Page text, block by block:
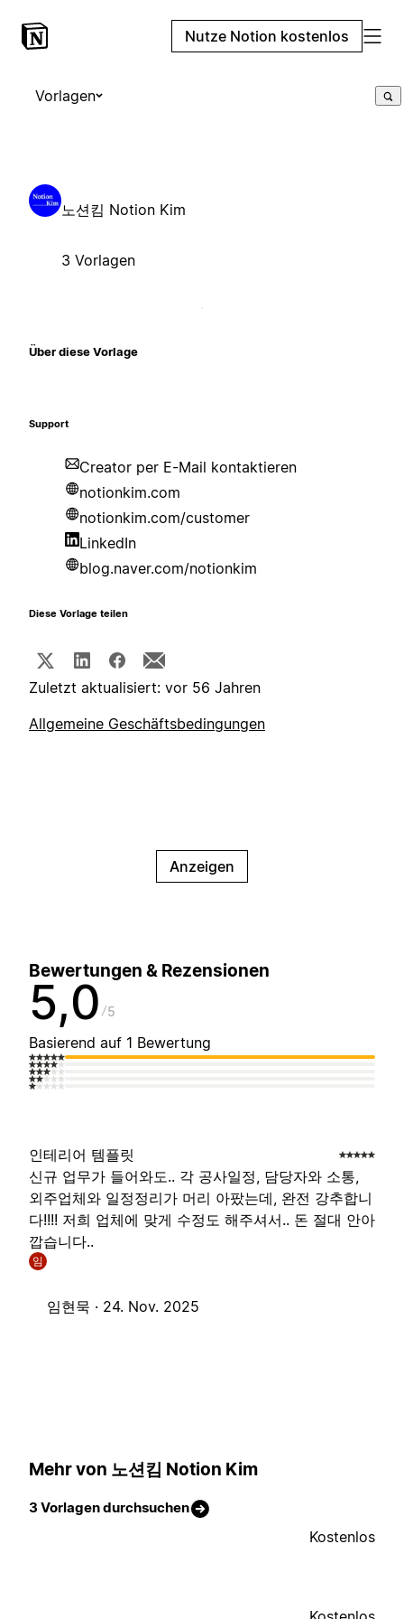
Nutze Notion kostenlos
Vorlagen
노션킴 Notion Kim
3 Vorlagen
Über diese Vorlage
Support
Creator per E-Mail kontaktieren
notionkim.com
notionkim.com/customer
LinkedIn
blog.naver.com/notionkim
Diese Vorlage teilen
Zuletzt aktualisiert: vor 56 Jahren
Allgemeine Geschäftsbedingungen
Anzeigen
Bewertungen & Rezensionen
5,0 5
Basierend auf 1 Bewertung
인테리어 템플릿
신규 업무가 들어와도.. 각 공사일정, 담당자와 소통,
외주업체와 일정정리가 머리 아팠는데, 완전 강추합니
다!!!! 저희 업체에 맞게 수정도 해주셔서.. 돈 절대 안아
깝습니다..
임
임현묵 · 24. Nov. 2025
Mehr von 노션킴 Notion Kim
3 Vorlagen durchsuchen
Kostenlos